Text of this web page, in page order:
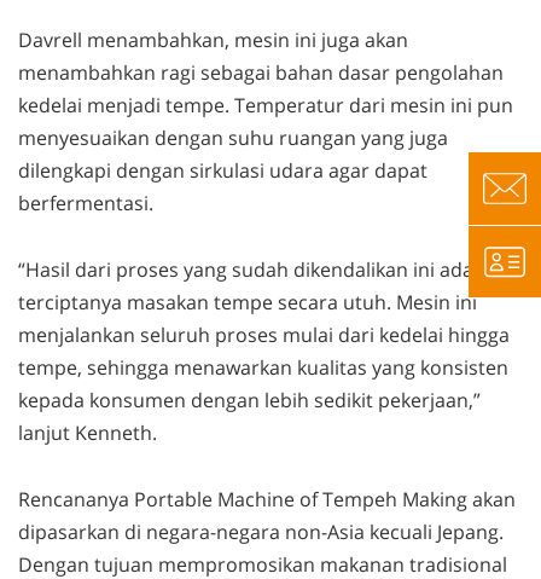
Davrell menambahkan, mesin ini juga akan
menambahkan ragi sebagai bahan dasar pengolahan
kedelai menjadi tempe. Temperatur dari mesin ini pun
menyesuaikan dengan suhu ruangan yang juga
dilengkapi dengan sirkulasi udara agar dapat
berfermentasi.
“Hasil dari proses yang sudah dikendalikan ini adalah
terciptanya masakan tempe secara utuh. Mesin ini
menjalankan seluruh proses mulai dari kedelai hingga
tempe, sehingga menawarkan kualitas yang konsisten
kepada konsumen dengan lebih sedikit pekerjaan,”
lanjut Kenneth.
Rencananya Portable Machine of Tempeh Making akan
dipasarkan di negara-negara non-Asia kecuali Jepang.
Dengan tujuan mempromosikan makanan tradisional